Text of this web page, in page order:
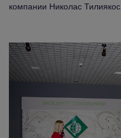
компании Николас Тилиякос.